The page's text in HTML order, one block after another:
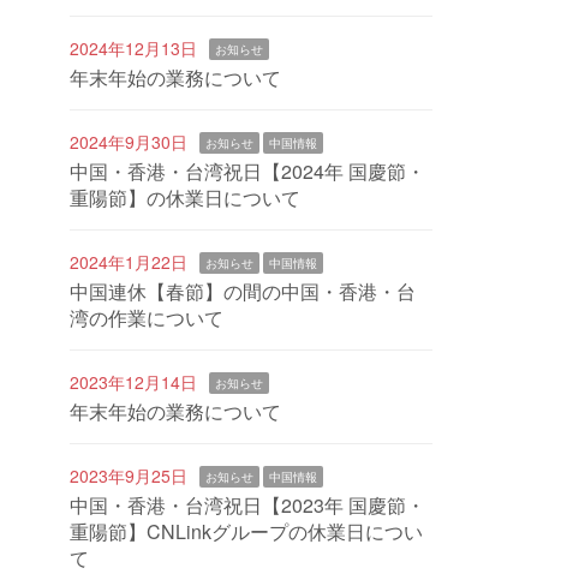
2024年12月13日 お知らせ
年末年始の業務について
2024年9月30日 お知らせ 中国情報
中国・香港・台湾祝日【2024年 国慶節・
重陽節】の休業日について
2024年1月22日 お知らせ 中国情報
中国連休【春節】の間の中国・香港・台
湾の作業について
2023年12月14日 お知らせ
年末年始の業務について
2023年9月25日 お知らせ 中国情報
中国・香港・台湾祝日【2023年 国慶節・
重陽節】CNLinkグループの休業日につい
て